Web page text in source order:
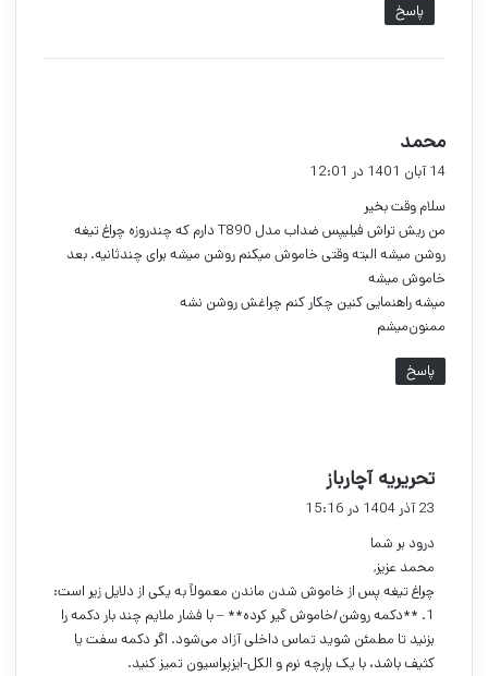
پاسخ
محمد
ف
:
14 آبان 1401 در 12:01
سلام وقت بخیر
من ریش تراش فیلیپس ضداب مدل T890 دارم که چندروزه چراغ تیغه
روشن میشه البته وقتی خاموش میکنم روشن میشه برای چندثانیه. بعد
خاموش میشه
میشه راهنمایی کنین چکار کنم چراغش روشن نشه
ممنون‌میشم
پاسخ
تحریریه آچارباز
ف
23 آذر 1404 در 15:16
درود بر شما
محمد عزیز,
چراغ تیغه پس از خاموش شدن ماندن معمولاً به یکی از دلایل زیر است:
1. **دکمه روشن/خاموش گیر کرده** – با فشار ملایم چند بار دکمه را
بزنید تا مطمئن شوید تماس داخلی آزاد می‌شود. اگر دکمه سفت یا
کثیف باشد، با یک پارچه نرم و الکل‑ایزپراسیون تمیز کنید.